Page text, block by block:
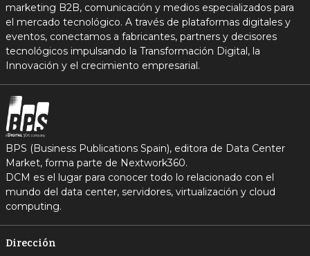
marketing B2B, comunicación y medios especializados para
el mercado tecnológico. A través de plataformas digitales y
eventos, conectamos a fabricantes, partners y decisores
tecnológicos impulsando la Transformación Digital, la
Innovación y el crecimiento empresarial.
BPS (Business Publications Spain), editora de Data Center
Market, forma parte de Nextwork360.
DCM es el lugar para conocer todo lo relacionado con el
mundo del data center, servidores, virtualización y cloud
computing.
Dirección